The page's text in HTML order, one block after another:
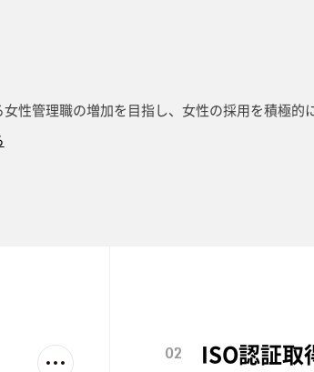
性管理職の増加を目指し、女性の採用を積極的
02 ISO認証取